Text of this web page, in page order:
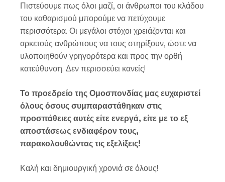
Πιστεύουμε πως όλοι μαζί, οι άνθρωποι του κλάδου
του καθαρισμού μπορούμε να πετύχουμε
περισσότερα. Οι μεγάλοι στόχοι χρειάζονται και
αρκετούς ανθρώπους να τους στηρίξουν, ώστε να
υλοποιηθούν γρηγορότερα και προς την ορθή
κατεύθυνση. Δεν περισσεύει κανείς!
Το προεδρείο της Ομοσπονδίας μας ευχαριστεί
όλους όσους συμπαραστάθηκαν στις
προσπάθειες αυτές είτε ενεργά, είτε με το εξ
αποστάσεως ενδιαφέρον τους,
παρακολουθώντας τις εξελίξεις!
Καλή και δημιουργική χρονιά σε όλους!